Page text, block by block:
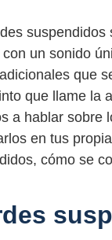
un sonido
que
que llame la
a hablar sobre
en tus
cómo se